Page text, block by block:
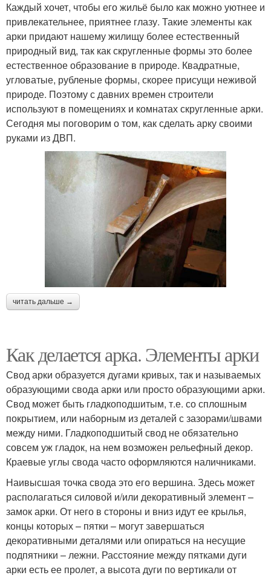
Каждый хочет, чтобы его жильё было как можно уютнее и
привлекательнее, приятнее глазу. Такие элементы как
арки придают нашему жилищу более естественный
природный вид, так как скругленные формы это более
естественное образование в природе. Квадратные,
угловатые, рубленые формы, скорее присущи неживой
природе. Поэтому с давних времен строители
используют в помещениях и комнатах скругленные арки.
Сегодня мы поговорим о том, как сделать арку своими
руками из ДВП.
читать дальше →
Как делается арка. Элементы арки
Свод арки образуется дугами кривых, так и называемых
образующими свода арки или просто образующими арки.
Свод может быть гладкоподшитым, т.е. со сплошным
покрытием, или наборным из деталей с зазорами/швами
между ними. Гладкоподшитый свод не обязательно
совсем уж гладок, на нем возможен рельефный декор.
Краевые углы свода часто оформляются наличниками.
Наивысшая точка свода это его вершина. Здесь может
располагаться силовой и/или декоративный элемент –
замок арки. От него в стороны и вниз идут ее крылья,
концы которых – пятки – могут завершаться
декоративными деталями или опираться на несущие
подпятники – лежни. Расстояние между пятками дуги
арки есть ее пролет, а высота дуги по вертикали от